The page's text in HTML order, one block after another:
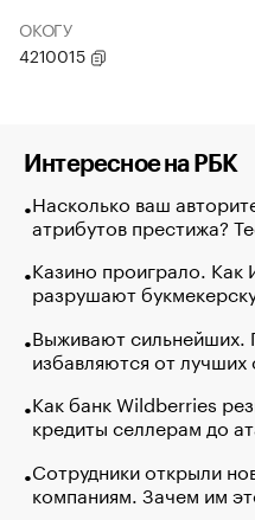
ОКОГУ
4210015
Интересное на РБК
Насколько ваш
атрибутов престижа?
Казино проиграло. Как
разрушают
Выживают сильнейших.
избавляются от лучших
Как банк Wildberries
кредиты селлерам до
Сотрудники открыли
компаниям. Зачем им